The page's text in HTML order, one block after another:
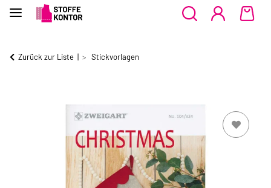
Zurück zur Liste Stickvorlagen